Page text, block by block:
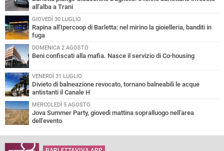
all'alba a Trani
GIOVEDÌ 30 LUGLIO
Rapina all'Ipercoop di Barletta: nel mirino la gioielleria, banditi in
fuga
DOMENICA 2 AGOSTO
Beni confiscati alla mafia. Nasce il servizio di Co-housing
VENERDÌ 31 LUGLIO
Divieto di balneazione revocato, tornano balneabili le acque
antistanti il Canale H
MERCOLEDÌ 5 AGOSTO
Jova Summer Party, giovedì mattina sopralluogo nell'area
dell'evento